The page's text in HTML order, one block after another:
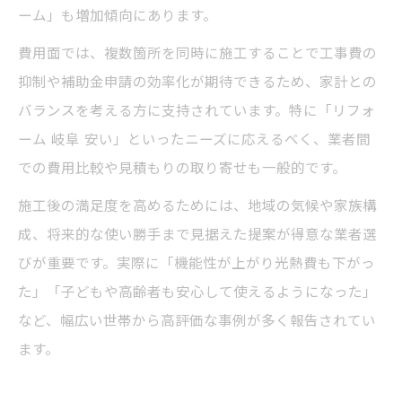
ーム」も増加傾向にあります。
費用面では、複数箇所を同時に施工することで工事費の
抑制や補助金申請の効率化が期待できるため、家計との
バランスを考える方に支持されています。特に「リフォ
ーム 岐阜 安い」といったニーズに応えるべく、業者間
での費用比較や見積もりの取り寄せも一般的です。
施工後の満足度を高めるためには、地域の気候や家族構
成、将来的な使い勝手まで見据えた提案が得意な業者選
びが重要です。実際に「機能性が上がり光熱費も下がっ
た」「子どもや高齢者も安心して使えるようになった」
など、幅広い世帯から高評価な事例が多く報告されてい
ます。